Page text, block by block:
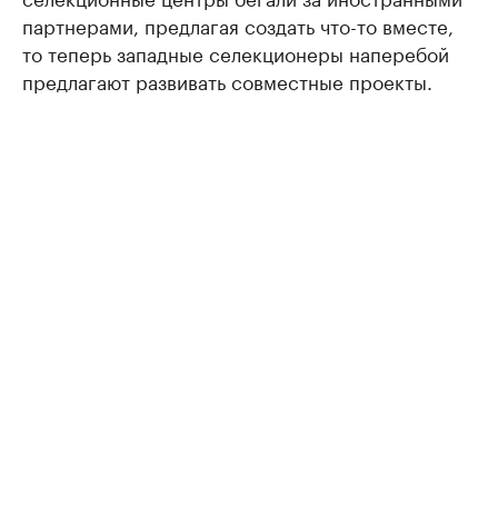
партнерами, предлагая создать что-то вместе,
то теперь западные селекционеры наперебой
предлагают развивать совместные проекты.